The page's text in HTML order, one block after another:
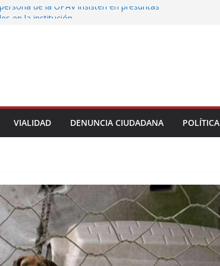
de la UPAV insisten en presuntas
de Veracruz la cultura de la prevención
municipio
VIALIDAD DENUNCIA CIUDADANA POLÍTICA